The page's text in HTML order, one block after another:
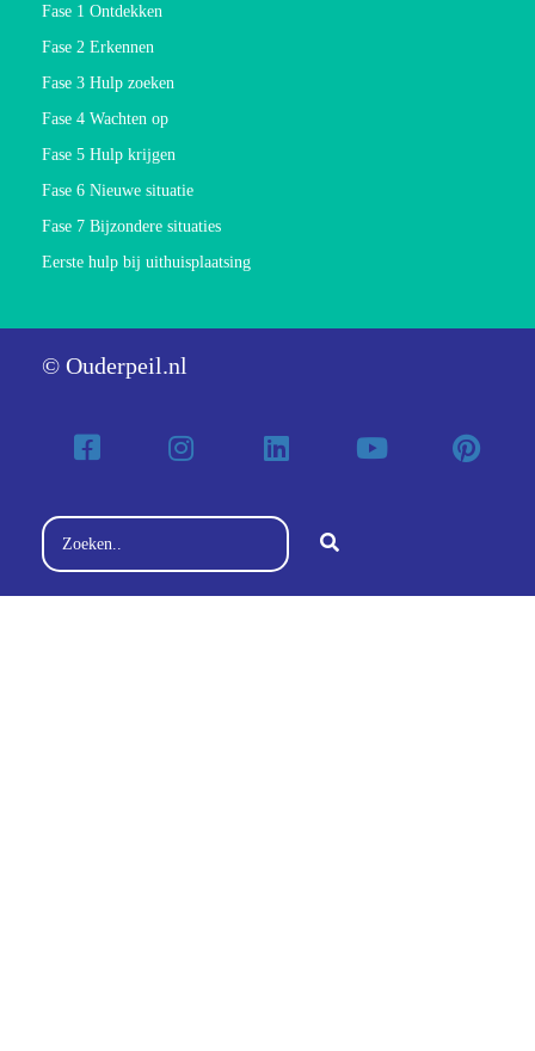
Fase 1 Ontdekken
Fase 2 Erkennen
Fase 3 Hulp zoeken
Fase 4 Wachten op
Fase 5 Hulp krijgen
Fase 6 Nieuwe situatie
Fase 7 Bijzondere situaties
Eerste hulp bij uithuisplaatsing
© Ouderpeil.nl